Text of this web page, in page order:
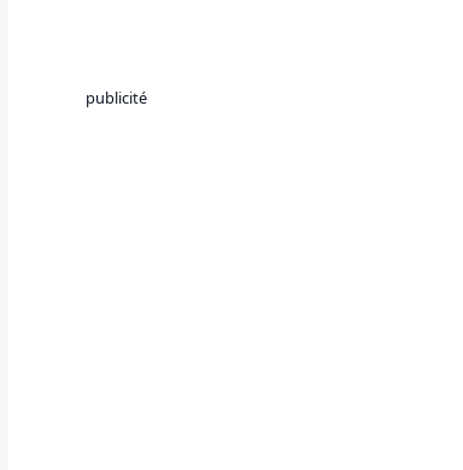
publicité